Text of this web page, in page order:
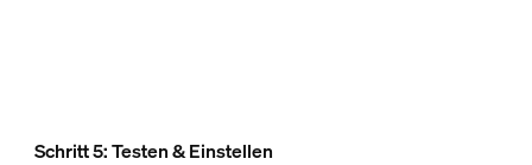
Schritt 5: Testen & Einstellen